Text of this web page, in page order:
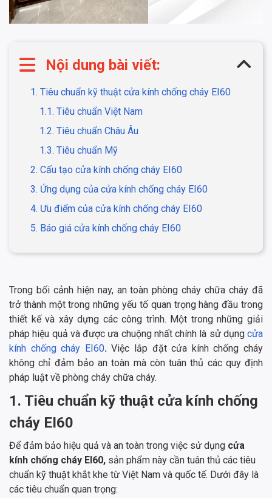
Nội dung bài viết:
1. Tiêu chuẩn kỹ thuật cửa kính chống cháy EI60
1.1. Tiêu chuẩn Việt Nam
1.2. Tiêu chuẩn Châu Âu
1.3. Tiêu chuẩn Mỹ
2. Cấu tạo cửa kính chống cháy EI60
3. Ứng dụng của cửa kính chống cháy EI60
4. Ưu điểm của cửa kính chống cháy EI60
5. Báo giá cửa kính chống cháy EI60
Trong bối cảnh hiện nay, an toàn phòng cháy chữa cháy đã
trở thành một trong những yếu tố quan trọng hàng đầu trong
thiết kế và xây dựng các công trình. Một trong những giải
pháp hiệu quả và được ưa chuộng nhất chính là sử dụng cửa
kính chống cháy EI60. Việc lắp đặt cửa kính chống cháy
không chỉ đảm bảo an toàn mà còn tuân thủ các quy định
pháp luật về phòng cháy chữa cháy.
1. Tiêu chuẩn kỹ thuật cửa kính chống
cháy EI60
Để đảm bảo hiệu quả và an toàn trong việc sử dụng cửa
kính chống cháy EI60, sản phẩm này cần tuân thủ các tiêu
chuẩn kỹ thuật khắt khe từ Việt Nam và quốc tế. Dưới đây là
các tiêu chuẩn quan trọng: